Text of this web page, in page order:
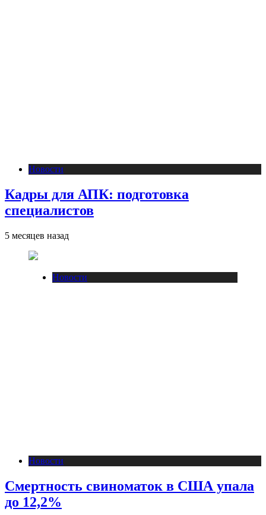
Новости
Кадры для АПК: подготовка
специалистов
5 месяцев назад
Новости
Новости
Смертность свиноматок в США упала
до 12,2%